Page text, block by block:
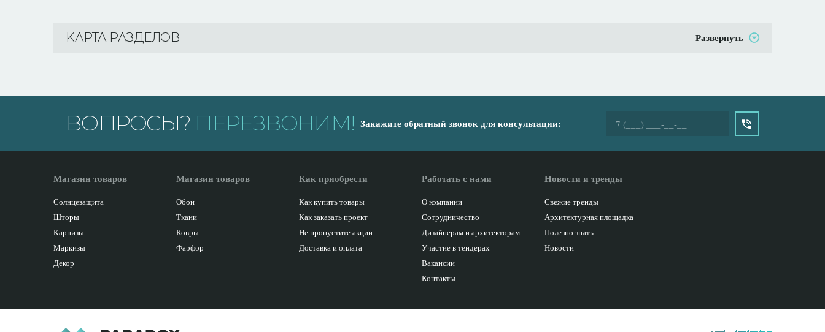
KАРТА РАЗДЕЛОВ Развернуть
ВОПРОСЫ? ПЕРЕЗВОНИМ! Закажите обратный звонок для консультации:
Магазин товаров
Солнцезащита
Шторы
Карнизы
Маркизы
Декор
Магазин товаров
Обои
Ткани
Ковры
Фарфор
Как приобрести
Как купить товары
Как заказать проект
Не пропустите акции
Доставка и оплата
Работать с нами
О компании
Сотрудничество
Дизайнерам и архитекторам
Участие в тендерах
Вакансии
Контакты
Новости и тренды
Свежие тренды
Архитектурная площадка
Полезно знать
Новости